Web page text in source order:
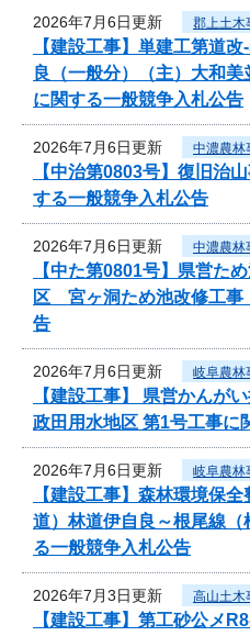
2026年7月6日更新 郡上土木
【建設工事】単建工第道
良（一般分）（主）大和
に関する一般競争入札公告
2026年7月6日更新 中濃農林
【中治第0803号】復旧
する一般競争入札公告
2026年7月6日更新 中濃農林
【中た第0801号】県営た
区 宮ヶ洞ため池改修工
告
2026年7月6日更新 岐阜農林
【建設工事】 県営かんが
政田用水地区 第1号工事に
2026年7月6日更新 岐阜農林
【建設工事】森林環境保
道）林道伊自良～根尾線
る一般競争入札公告
2026年7月3日更新 高山土木
【建設工事】第工砂公メ